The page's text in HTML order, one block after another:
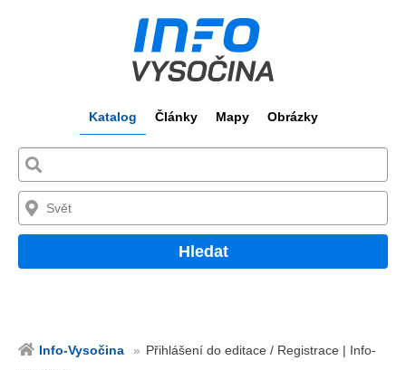
Katalog Články Mapy Obrázky
Hledat
Info-Vysočina
Přihlášení do editace / Registrace | Info-